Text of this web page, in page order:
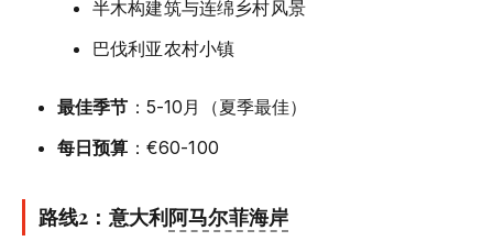
半木构建筑与连绵乡村风景
巴伐利亚农村小镇
最佳季节 ：5-10月（夏季最佳）
每日预算 ：€60-100
路线2：意大利阿马尔菲海岸